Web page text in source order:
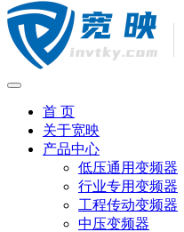
首 页
关于宽映
产品中心
低压通用变频器
行业专用变频器
工程传动变频器
中压变频器